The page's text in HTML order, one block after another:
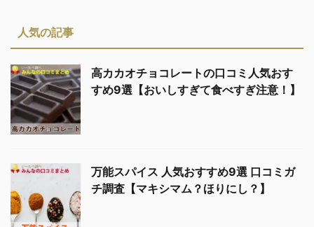
人気の記事
高カカオチョコレートの口コミ人気おす
すめ9選【おいしすぎて食べすぎ注意！】
万能スパイス 人気おすすめ9選 口コミガ
チ調査【マキシマム？ほりにし？】